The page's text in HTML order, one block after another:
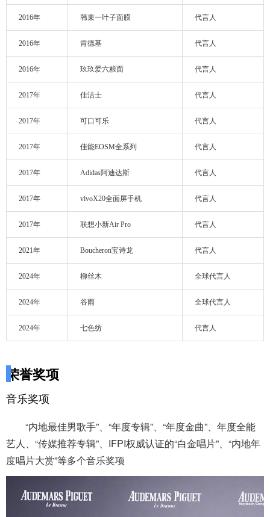
2016年 韩束一叶子面膜 代言人
2016年 肯德基 代言人
2016年 玖玖爱六粮面 代言人
2017年 佳洁士 代言人
2017年 可口可乐 代言人
2017年 佳能EOSM全系列 代言人
2017年 Adidas阿迪达斯 代言人
2017年 vivoX20全面屏手机 代言人
2017年 联想小新Air Pro 代言人
2021年 Boucheron宝诗龙 代言人
2024年 柳丝木 全球代言人
2024年 谷雨 全球代言人
2024年 七色纺 代言人
荣誉奖项
音乐奖项
“内地最佳男歌手”、“年度专辑”、“年度金曲”、年度全能
艺人、“传媒推荐专辑”、IFPI权威认证的“白金唱片”、“内地年
度唱片大赏”等多个音乐奖项